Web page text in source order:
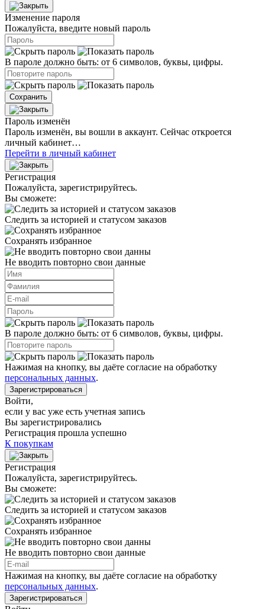
Изменение пароля
Пожалуйста, введите новый пароль
В пароле должно быть: от 6 символов, буквы, цифры.
Сохранить
Пароль изменён
Пароль изменён, вы вошли в аккаунт. Сейчас откроется
личный кабинет…
Перейти в личный кабинет
Регистрация
Пожалуйста, зарегистрируйтесь.
Вы сможете:
Следить за историей и статусом заказов
Сохранять избранное
Не вводить повторно свои данные
В пароле должно быть: от 6 символов, буквы, цифры.
Нажимая на кнопку, вы даёте согласие на обработку
персональных данных.
Зарегистрироваться
Войти,
если у вас уже есть учетная запись
Вы зарегистрировались
Регистрация прошла успешно
К покупкам
Регистрация
Пожалуйста, зарегистрируйтесь.
Вы сможете:
Следить за историей и статусом заказов
Сохранять избранное
Не вводить повторно свои данные
Нажимая на кнопку, вы даёте согласие на обработку
персональных данных.
Зарегистрироваться